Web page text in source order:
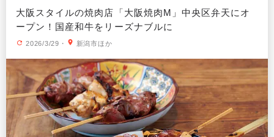
大阪スタイルの焼肉店「大阪焼肉M」中央区弁天にオ
ープン！国産和牛をリーズナブルに
2026/3/29 ・ 新潟市ほか